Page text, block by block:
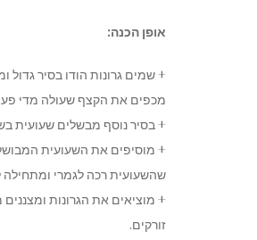
אופן הכנה:
מכפים את הקצף שעולה מדי
+ בסיר נוסף מבשלים שעועית בשפע מים כ-30 דקות עד
+ מוסיפים את השעועית
שהשעועית רכה לגמרי
+ מוציאים את הגרונות
זורקים.